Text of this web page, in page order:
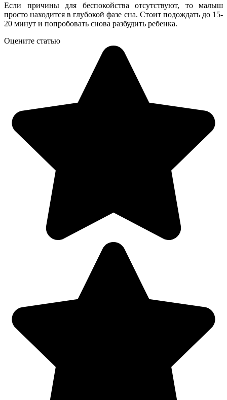
Если причины для беспокойства отсутствуют, то малыш
просто находится в глубокой фазе сна. Стоит подождать до 15-
20 минут и попробовать снова разбудить ребенка.
Оцените статью